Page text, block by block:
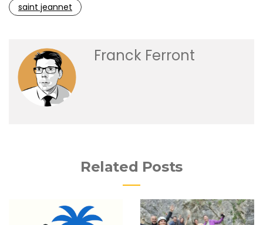
saint jeannet
Franck Ferront
Related Posts